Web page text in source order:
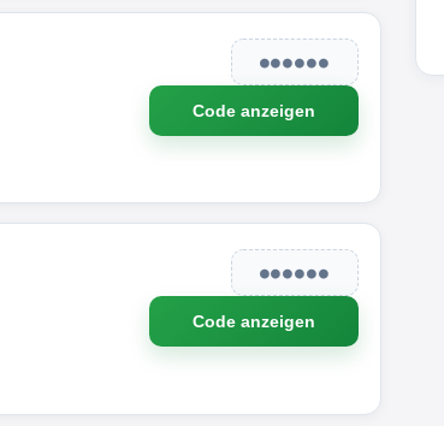
●●●●●●
Code anzeigen
●●●●●●
Code anzeigen